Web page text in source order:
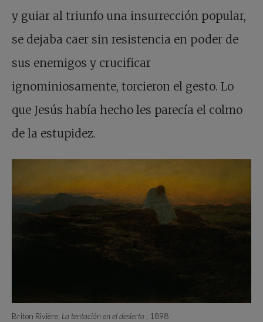
y guiar al triunfo una insurrección popular,
se dejaba caer sin resistencia en poder de
sus enemigos y crucificar
ignominiosamente, torcieron el gesto. Lo
que Jesús había hecho les parecía el colmo
de la estupidez.
Briton Rivière, La tentación en el desierto , 1898